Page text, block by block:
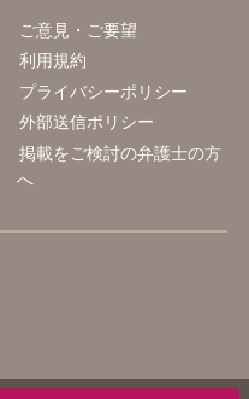
ご意見・ご要望
利用規約
プライバシーポリシー
外部送信ポリシー
掲載をご検討の弁護士の方
へ